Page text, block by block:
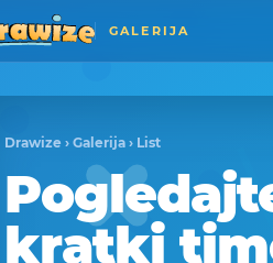
GALERIJA
Drawize › Galerija › List
kratki